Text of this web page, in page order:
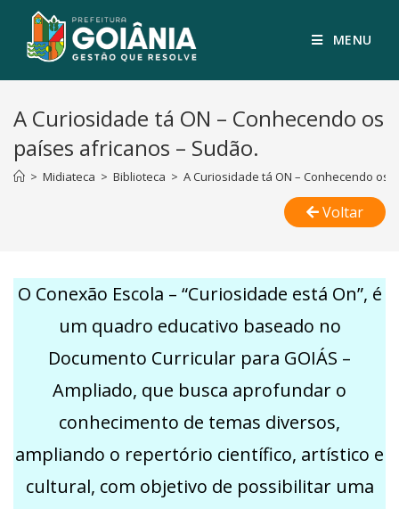
MENU
A Curiosidade tá ON – Conhecendo os
países africanos – Sudão.
> Midiateca > Biblioteca > A Curiosidade tá ON – Conhecendo os
Voltar
O Conexão Escola – “Curiosidade está On”, é
um quadro educativo baseado no
Documento Curricular para GOIÁS –
Ampliado, que busca aprofundar o
conhecimento de temas diversos,
ampliando o repertório científico, artístico e
cultural, com objetivo de possibilitar uma